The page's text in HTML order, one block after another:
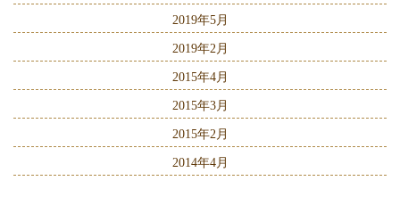
2019年5月
2019年2月
2015年4月
2015年3月
2015年2月
2014年4月